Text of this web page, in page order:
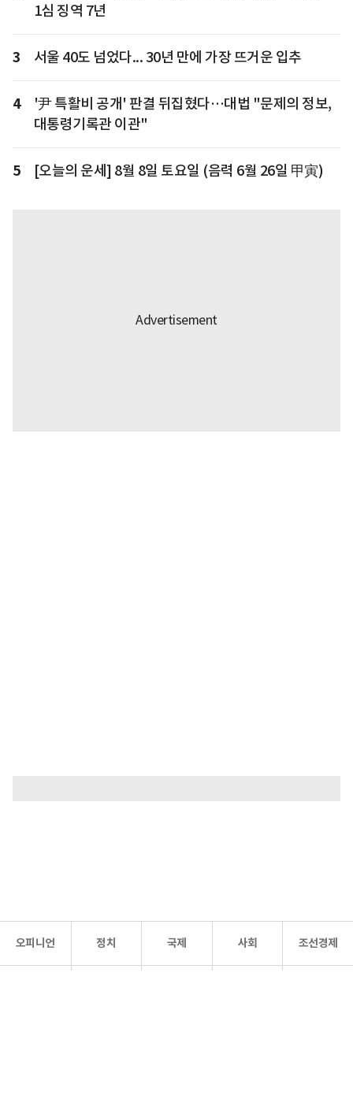
1심 징역 7년
3 서울 40도 넘었다... 30년 만에 가장 뜨거운 입추
4
'尹 특활비 공개' 판결 뒤집혔다…대법 "문제의 정보,
대통령기록관 이관"
5 [오늘의 운세] 8월 8일 토요일 (음력 6월 26일 甲寅)
오피니언 정치 국제 사회 조선경제